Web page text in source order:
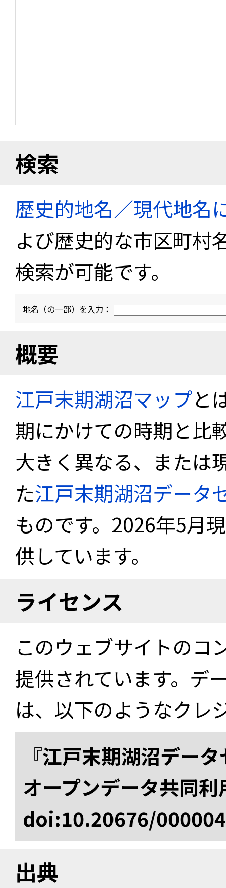
検索
歴史的地名／現代地名
よび歴史的な市区町村
検索が可能です。
地名（の一部）を入力：
概要
江戸末期湖沼マップと
期にかけての時期と比
大きく異なる、または
た江戸末期湖沼データ
ものです。2026年5月
供しています。
ライセンス
このウェブサイトのコ
提供されています。デ
は、以下のようなクレ
『江戸末期湖沼デー
オープンデータ共同
doi:10.20676/
出典